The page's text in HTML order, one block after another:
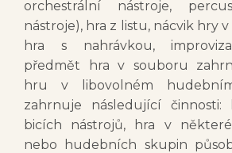
orchestrální nástroje,
nástroje), hra z listu, nácvik hry
hra s nahrávkou,
předmět hra v souboru
hru v libovolném
zahrnuje následující
bicích nástrojů, hra v
nebo hudebních skupin